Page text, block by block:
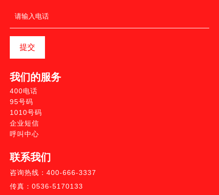
提交
我们的服务
400电话
95号码
1010号码
企业短信
呼叫中心
联系我们
咨询热线：400-666-3337
传真：0536-5170133